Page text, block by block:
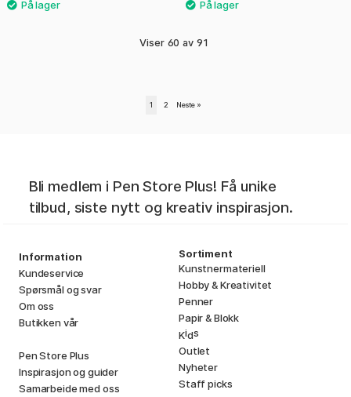
Viser 60 av 91
1 2 Neste »
Bli medlem i Pen Store Plus! Få unike
tilbud, siste nytt og kreativ inspirasjon.
Information
Kundeservice
Spørsmål og svar
Om oss
Butikken vår
Pen Store Plus
Inspirasjon og guider
Samarbeide med oss
Sortiment
Kunstnermateriell
Hobby & Kreativitet
Penner
Papir & Blokk
Kids
Outlet
Nyheter
Staff picks